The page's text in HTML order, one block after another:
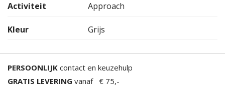
Activiteit Approach
Kleur Grijs
PERSOONLIJK contact en keuzehulp
GRATIS LEVERING vanaf € 75,-